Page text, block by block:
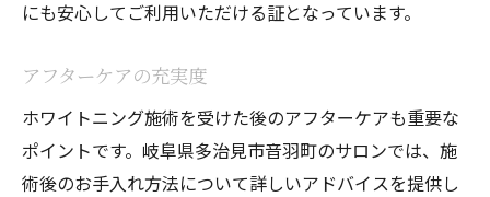
にも安心してご利用いただける証となっています。
アフターケアの充実度
ホワイトニング施術を受けた後のアフターケアも重要な
ポイントです。岐阜県多治見市音羽町のサロンでは、施
術後のお手入れ方法について詳しいアドバイスを提供し